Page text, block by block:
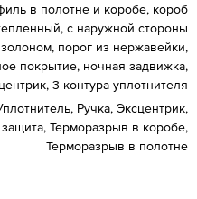
в полотне и коробе, короб
с наружной стороны
порог из нержавейки,
покрытие, ночная задвижка,
3 контура уплотнителя
Ручка, Эксцентрик,
Терморазрыв в коробе,
Терморазрыв в полотне